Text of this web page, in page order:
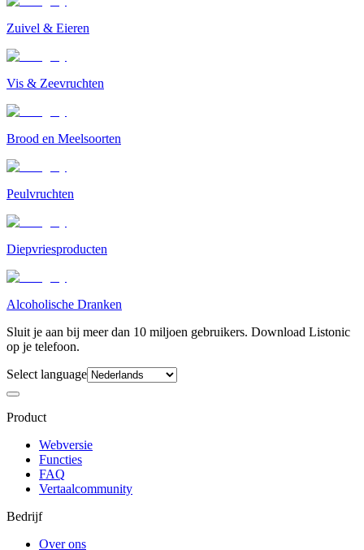
Zuivel & Eieren
Vis & Zeevruchten
Brood en Meelsoorten
Peulvruchten
Diepvriesproducten
Alcoholische Dranken
Sluit je aan bij meer dan 10 miljoen gebruikers. Download Listonic
op je telefoon.
Select language
Product
Webversie
Functies
FAQ
Vertaalcommunity
Bedrijf
Over ons